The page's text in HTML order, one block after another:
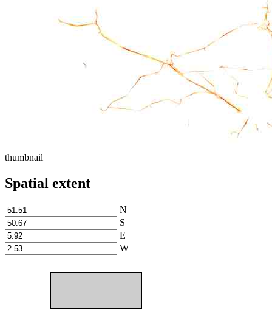
thumbnail
Spatial extent
N
S
E
W